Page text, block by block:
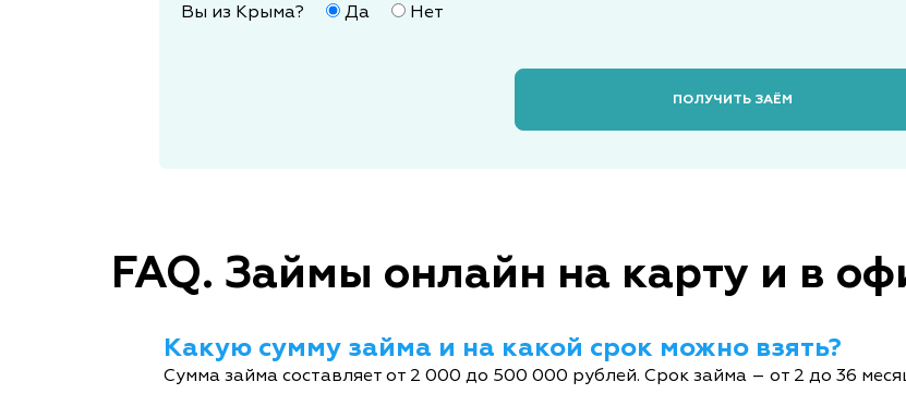
Вы из Крыма? Да Нет
ПОЛУЧИТЬ ЗАЁМ
FAQ. Займы онлайн на карту и в
Какую сумму займа и на какой срок можно взять?
Сумма займа составляет от 2 000 до 500 000 рублей. Срок займа – от 2 до 36